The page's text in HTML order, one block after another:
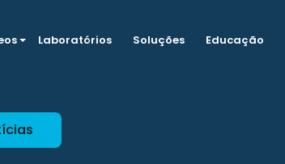
Laboratórios Soluções Educação